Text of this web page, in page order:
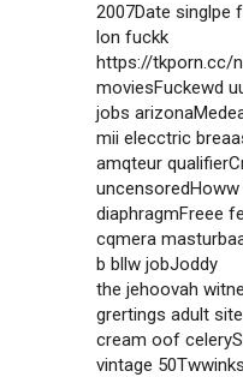
2007Date singlpe
lon fuckk
https://tkporn.cc/
moviesFuckewd
jobs
mii elecctric
amqteur
diaphragmFreee
cqmera
b bllw jobJoddy
the jehoovah
grertings adult
cream oof
vintage